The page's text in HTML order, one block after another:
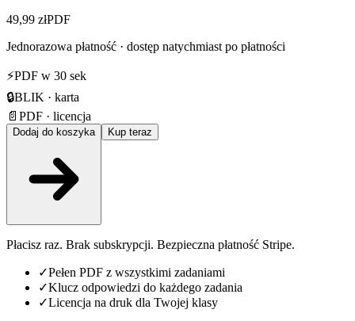
49,99 złPDF
Jednorazowa płatność · dostęp natychmiast po płatności
⚡PDF w 30 sek
🔒BLIK · karta
📄 PDF · licencja
Dodaj do koszyka Kup teraz
Płacisz raz. Brak subskrypcji. Bezpieczna płatność Stripe.
✓Pełen PDF z wszystkimi zadaniami
✓Klucz odpowiedzi do każdego zadania
✓Licencja na druk dla Twojej klasy